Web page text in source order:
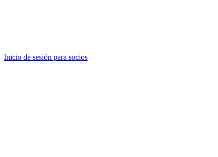
Inicio de sesión para socios